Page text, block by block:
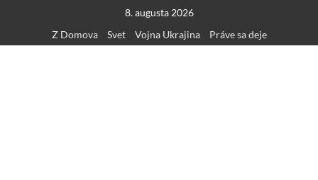
content
8. augusta 2026
Z Domova
Svet Vojna Ukrajina Práve sa deje